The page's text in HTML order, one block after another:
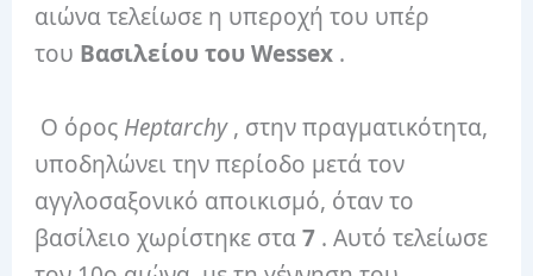
αιώνα τελείωσε η υπεροχή του υπέρ
του Βασιλείου του Wessex .
Ο όρος Heptarchy, στην πραγματικότητα,
υποδηλώνει την περίοδο μετά τον
αγγλοσαξονικό αποικισμό, όταν το
βασίλειο χωρίστηκε στα7 . Αυτό τελείωσε